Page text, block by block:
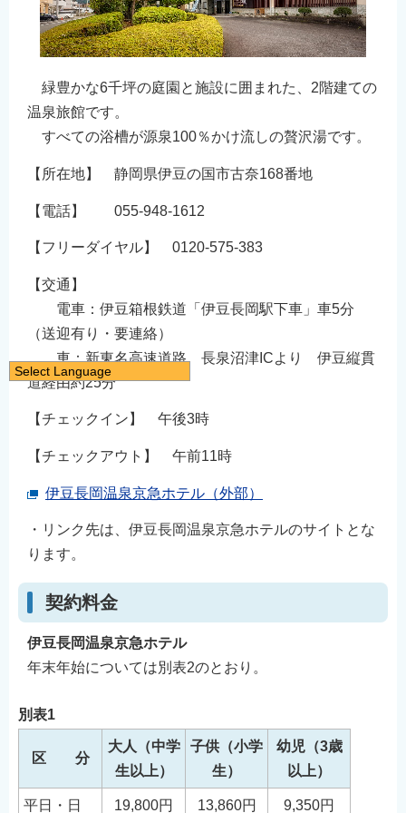
緑豊かな6千坪の庭園と施設に囲まれた、2階建ての
温泉旅館です。
すべての浴槽が源泉100％かけ流しの贅沢湯です。
【所在地】 静岡県伊豆の国市古奈168番地
【電話】 055-948-1612
【フリーダイヤル】 0120-575-383
【交通】
電車：伊豆箱根鉄道「伊豆長岡駅下車」車5分
（送迎有り・要連絡）
車：新東名高速道路 長泉沼津ICより 伊豆縦貫
道経由約25分
【チェックイン】 午後3時
【チェックアウト】 午前11時
伊豆長岡温泉京急ホテル（外部）
・リンク先は、伊豆長岡温泉京急ホテルのサイトとな
ります。
契約料金
伊豆長岡温泉京急ホテル
年末年始については別表2のとおり。
別表1
区 分
大人（中学
生以上）
子供（小学
生）
幼児（3歳
以上）
平日・日 19,800円 13,860円 9,350円
Select Language
English
简体中文
नेपाली
Filipino